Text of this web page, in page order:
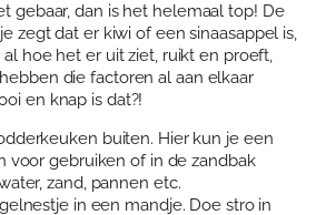
gebaar, dan is het helemaal top! De
zegt dat er kiwi of een sinaasappel is,
hoe het er uit ziet, ruikt en proeft,
die factoren al aan elkaar
en knap is dat?!
buiten. Hier kun je een
voor gebruiken of in de zandbak
zand, pannen etc.
in een mandje. Doe stro in